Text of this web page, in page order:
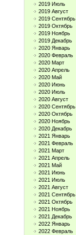
2019 Июль
2019 Август
2019 Сентябрь
2019 Октябрь
2019 Ноябрь
2019 Декабрь
2020 Январь
2020 Февраль
2020 Март
2020 Апрель
2020 Май
2020 Июнь
2020 Июль
2020 Август
2020 Сентябрь
2020 Октябрь
2020 Ноябрь
2020 Декабрь
2021 Январь
2021 Февраль
2021 Март
2021 Апрель
2021 Май
2021 Июнь
2021 Июль
2021 Август
2021 Сентябрь
2021 Октябрь
2021 Ноябрь
2021 Декабрь
2022 Январь
2022 Февраль